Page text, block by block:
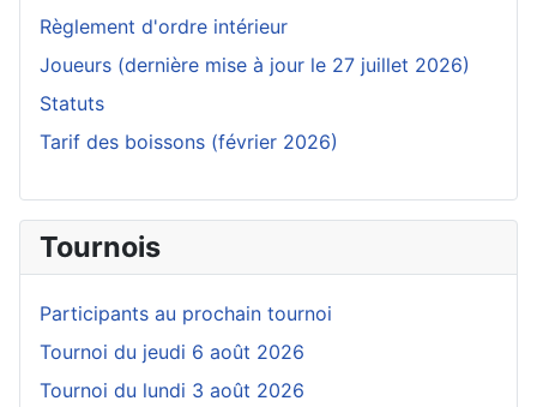
Règlement d'ordre intérieur
Joueurs (dernière mise à jour le 27 juillet 2026)
Statuts
Tarif des boissons (février 2026)
Tournois
Participants au prochain tournoi
Tournoi du jeudi 6 août 2026
Tournoi du lundi 3 août 2026